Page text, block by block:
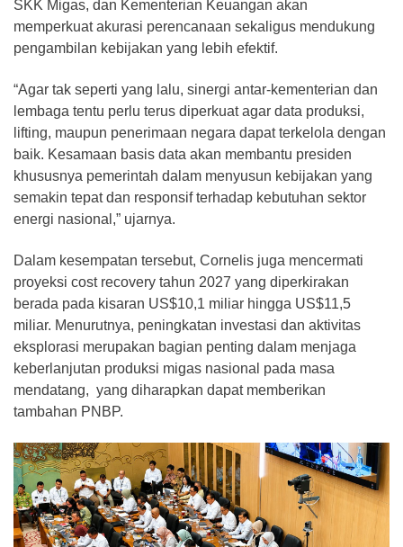
SKK Migas, dan Kementerian Keuangan akan
memperkuat akurasi perencanaan sekaligus mendukung
pengambilan kebijakan yang lebih efektif.
“Agar tak seperti yang lalu, sinergi antar-kementerian dan
lembaga tentu perlu terus diperkuat agar data produksi,
lifting, maupun penerimaan negara dapat terkelola dengan
baik. Kesamaan basis data akan membantu presiden
khususnya pemerintah dalam menyusun kebijakan yang
semakin tepat dan responsif terhadap kebutuhan sektor
energi nasional,” ujarnya.
Dalam kesempatan tersebut, Cornelis juga mencermati
proyeksi cost recovery tahun 2027 yang diperkirakan
berada pada kisaran US$10,1 miliar hingga US$11,5
miliar. Menurutnya, peningkatan investasi dan aktivitas
eksplorasi merupakan bagian penting dalam menjaga
keberlanjutan produksi migas nasional pada masa
mendatang, yang diharapkan dapat memberikan
tambahan PNBP.